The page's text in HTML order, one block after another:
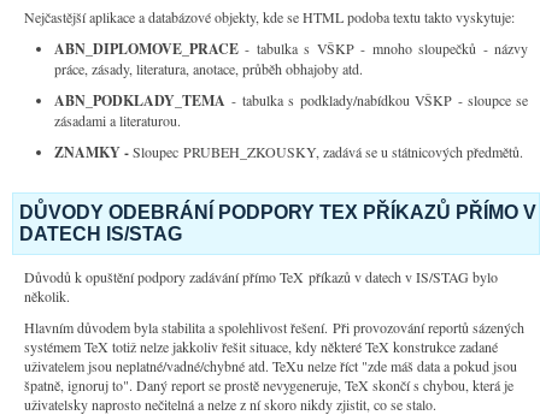
Nejčastější aplikace a databázové objekty, kde se HTML podoba textu takto vyskytuje:
ABN_DIPLOMOVE_PRACE - tabulka s VŠKP - mnoho sloupečků - názvy
práce, zásady, literatura, anotace, průběh obhajoby atd.
ABN_PODKLADY_TEMA - tabulka s podklady/nabídkou VŠKP - sloupce se
zásadami a literaturou.
ZNAMKY -Sloupec PRUBEH_ZKOUSKY, zadává se u státnicových předmětů.
DŮVODY ODEBRÁNÍ PODPORY TEX PŘÍKAZŮ PŘÍMO V
DATECH IS/STAG
Důvodů k opuštění podpory zadávání přímo TeX příkazů v datech v IS/STAG bylo
několik.
Hlavním důvodem byla stabilita a spolehlivost řešení. Při provozování reportů sázených
systémem TeX totiž nelze jakkoliv řešit situace, kdy některé TeX konstrukce zadané
uživatelem jsou neplatné/vadné/chybné atd. TeXu nelze říct "zde máš data a pokud jsou
špatně, ignoruj to". Daný report se prostě nevygeneruje, TeX skončí s chybou, která je
uživatelsky naprosto nečitelná a nelze z ní skoro nikdy zjistit, co se stalo.